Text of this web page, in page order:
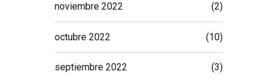
noviembre 2022 (2)
octubre 2022 (10)
septiembre 2022 (3)